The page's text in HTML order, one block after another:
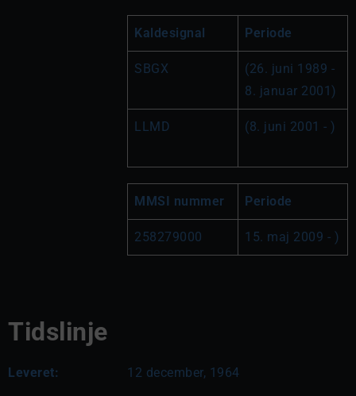
Kaldesignal Periode
SBGX
(26. juni 1989 -
8. januar 2001)
LLMD (8. juni 2001 - )
MMSI nummer Periode
258279000 15. maj 2009 - )
Tidslinje
Leveret: 12 december, 1964